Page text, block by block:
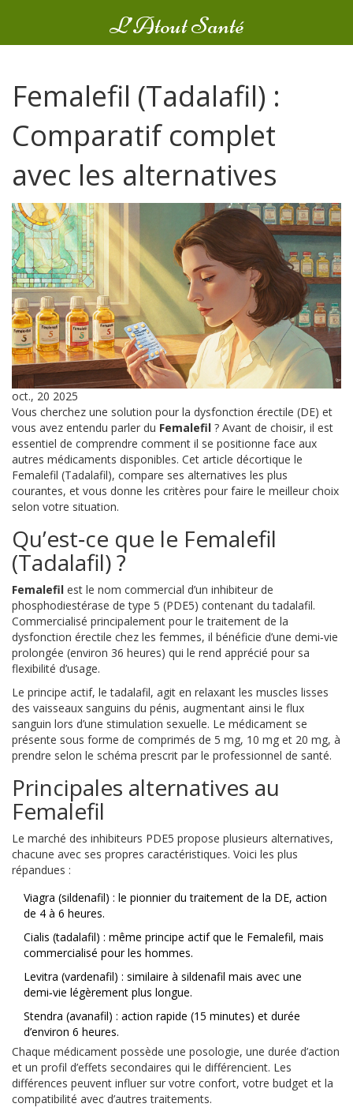
L’Atout Santé
Femalefil (Tadalafil) :
Comparatif complet
avec les alternatives
oct., 20 2025
Vous cherchez une solution pour la dysfonction érectile (DE) et
vous avez entendu parler du Femalefil ? Avant de choisir, il est
essentiel de comprendre comment il se positionne face aux
autres médicaments disponibles. Cet article décortique le
Femalefil (Tadalafil), compare ses alternatives les plus
courantes, et vous donne les critères pour faire le meilleur choix
selon votre situation.
Qu’est‑ce que le Femalefil
(Tadalafil) ?
Femalefil est le nom commercial d’un inhibiteur de
phosphodiestérase de type 5 (PDE5) contenant du tadalafil.
Commercialisé principalement pour le traitement de la
dysfonction érectile chez les femmes, il bénéficie d’une demi‑vie
prolongée (environ 36 heures) qui le rend apprécié pour sa
flexibilité d’usage.
Le principe actif, letadalafil, agit en relaxant les muscles lisses
des vaisseaux sanguins du pénis, augmentant ainsi le flux
sanguin lors d’une stimulation sexuelle. Le médicament se
présente sous forme de comprimés de 5 mg, 10 mg et 20 mg, à
prendre selon le schéma prescrit par le professionnel de santé.
Principales alternatives au
Femalefil
Le marché des inhibiteurs PDE5 propose plusieurs alternatives,
chacune avec ses propres caractéristiques. Voici les plus
répandues :
Viagra (sildenafil) : le pionnier du traitement de la DE, action
de 4 à 6 heures.
Cialis (tadalafil) : même principe actif que le Femalefil, mais
commercialisé pour les hommes.
Levitra (vardenafil) : similaire à sildenafil mais avec une
demi‑vie légèrement plus longue.
Stendra (avanafil) : action rapide (15 minutes) et durée
d’environ 6 heures.
Chaque médicament possède une posologie, une durée d’action
et un profil d’effets secondaires qui le différencient. Les
différences peuvent influer sur votre confort, votre budget et la
compatibilité avec d’autres traitements.